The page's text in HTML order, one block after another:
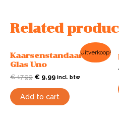
Related
Uitverkoop!
Kaarsenstandaard
Glas Uno
€17,99 € 9,99 incl. btw
Add to cart